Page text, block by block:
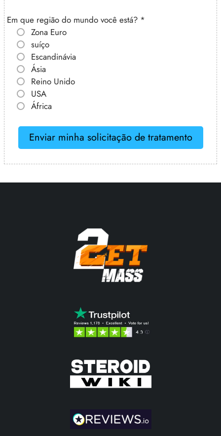
Em que região do mundo você está? *
Zona Euro
suíço
Escandinávia
Ásia
Reino Unido
USA
África